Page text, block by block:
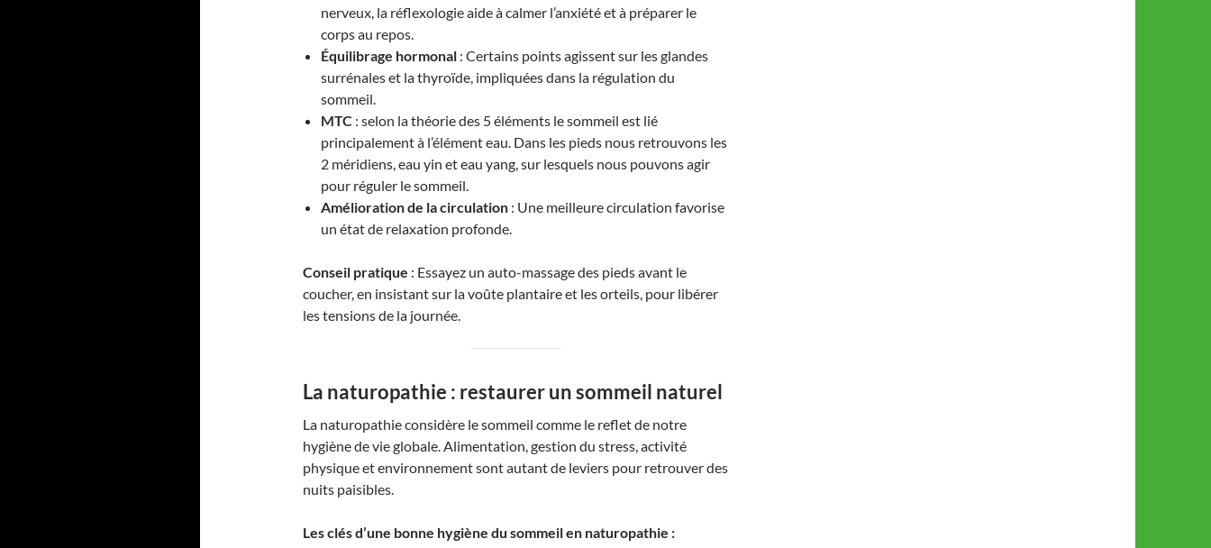
nerveux, la réflexologie aide à calmer l’anxiété et à préparer le
corps au repos.
Équilibrage hormonal : Certains points agissent sur les glandes
surrénales et la thyroïde, impliquées dans la régulation du
sommeil.
MTC : selon la théorie des 5 éléments le sommeil est lié
principalement à l’élément eau. Dans les pieds nous retrouvons les
2 méridiens, eau yin et eau yang, sur lesquels nous pouvons agir
pour réguler le sommeil.
Amélioration de la circulation : Une meilleure circulation favorise
un état de relaxation profonde.
Conseil pratique : Essayez un auto-massage des pieds avant le
coucher, en insistant sur la voûte plantaire et les orteils, pour libérer
les tensions de la journée.
La naturopathie : restaurer un sommeil naturel
La naturopathie considère le sommeil comme le reflet de notre
hygiène de vie globale. Alimentation, gestion du stress, activité
physique et environnement sont autant de leviers pour retrouver des
nuits paisibles.
Les clés d’une bonne hygiène du sommeil en naturopathie :